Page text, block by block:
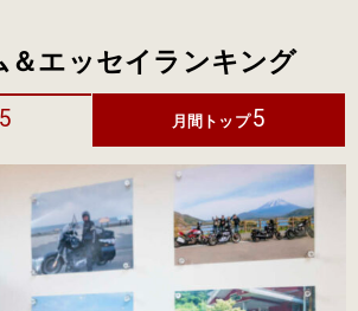
＆エッセイランキング
5 月間トップ 5